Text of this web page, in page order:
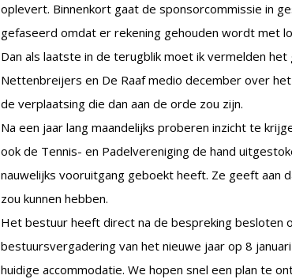
oplevert. Binnenkort gaat de sponsorcommissie in
gefaseerd omdat er rekening gehouden wordt met
Dan als laatste in de terugblik moet ik vermelden
Nettenbreijers en De Raaf medio december over
de verplaatsing die dan aan de orde zou zijn.
Na een jaar lang maandelijks proberen inzicht te
ook de Tennis- en Padelvereniging de hand
nauwelijks vooruitgang geboekt heeft. Ze geeft aan
zou kunnen hebben.
Het bestuur heeft direct na de bespreking besloten
bestuursvergadering van het nieuwe jaar op 8
huidige accommodatie. We hopen snel een plan te